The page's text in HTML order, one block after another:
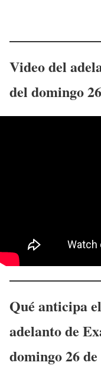
Video del
del domingo
Qué anticipa
adelanto de
domingo 26